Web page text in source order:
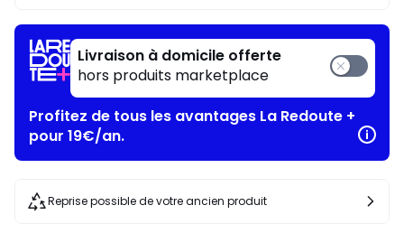
Livraison à domicile offerte
hors produits marketplace
Profitez de tous les avantages La Redoute +
pour 19€/an.
Reprise possible de votre ancien produit